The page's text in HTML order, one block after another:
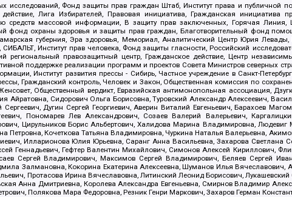
исследований, Фонд защиты прав граждан Штаб, Институт права и публичной
Лига Избирателей, Правовая инициатива, Гражданская инициатива
средств массовой информации, В защиту прав заключенных, Горячая Линия,
фонд охраны здоровья и защиты прав граждан, Благотворительный фонд
губерния, Эра здоровья, Мемориал, Аналитический Центр Юрия
Институт прав человека, Фонд защиты гласности, Российский
правозащитный центр, Гражданское действие, Центр
поддержке реализации программ и проектов Совета Министров северных
Институт развития прессы - Сибирь, Частное учреждение в Санкт-
Гражданский контроль, Человек и Закон, Общественная комиссия по
Общественный вердикт, Евразийская антимонопольная ассоциация,
Сидорович Ольга Борисовна, Туровский Александр Алексеевич,
Дугин Сергей Георгиевич, Аверин Виталий Евгеньевич, Барахоев
Пономарев Лев Александрович, Созаев Валерий Валерьевич,
Цирульников Борис Альбертович, Халидова Марина Владимировна, Людевиг
Кочеткова Татьяна Владимировна, Чуркина Наталья Валерьевна,
Илларионова Юлия Юрьевна, Саранг Анна Васильевна, Захарова Светлана
Геннадьевич, Гефтер Валентин Михайлович, Симонов Алексей Кириллович,
Сергей Владимирович, Максимов Сергей Владимирович, Беляев Сергей
Залмановна, Кокорина Екатерина Алексеевна, Шуманов Илья Вячеславович,
Протасова Ирина Вячеславовна, Литинский Леонид Борисович,
Анна Дмитриевна, Королева Александра Евгеньевна, Смирнов Владимир
Полякова Мара Федоровна, Резник Генри Маркович, Захаров Герман